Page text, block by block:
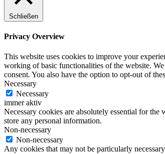
Schließen
Privacy Overview
This website uses cookies to improve your
working of basic functionalities of the website.
consent. You also have the option to opt-out of
Necessary
Necessary
immer aktiv
Necessary cookies are absolutely essential for
store any personal information.
Non-necessary
Non-necessary
Any cookies that may not be particularly